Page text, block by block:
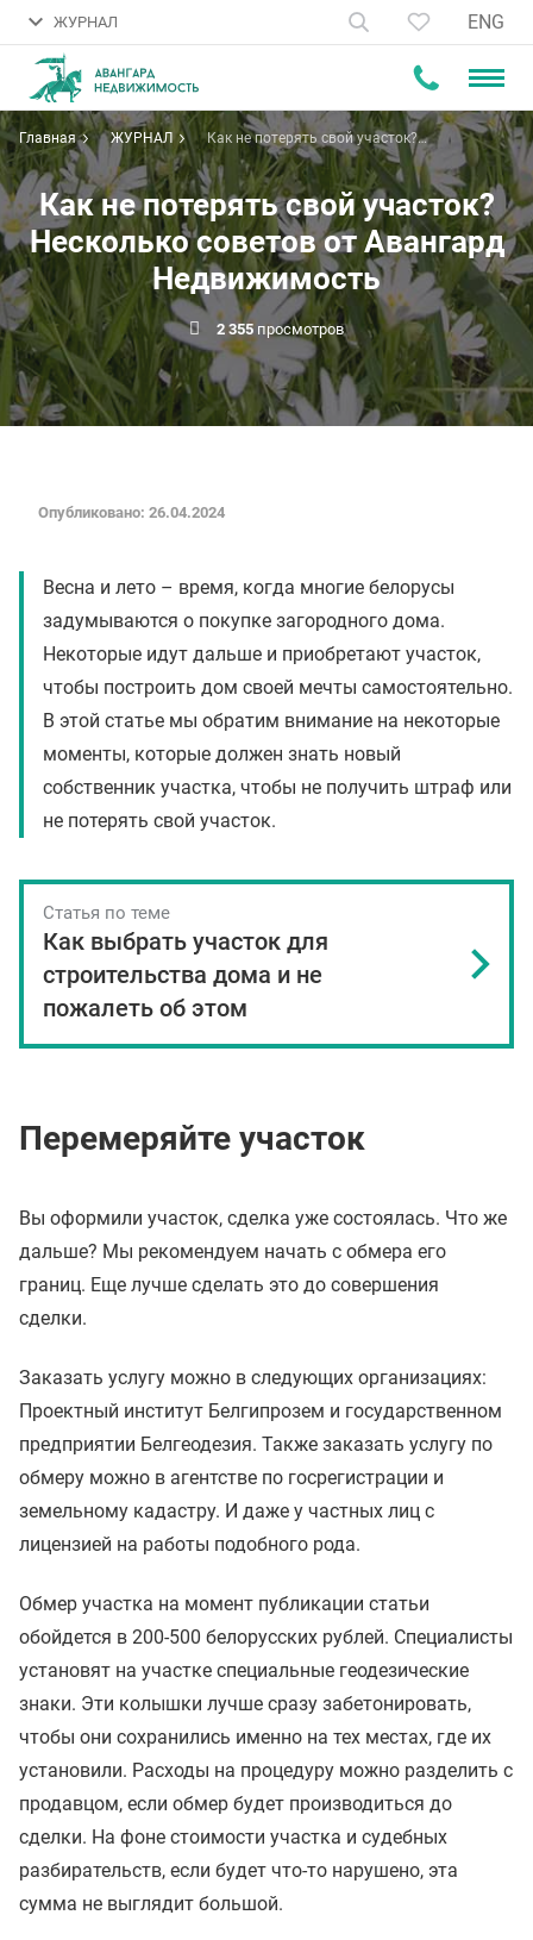
ЖУРНАЛ ENG
Главная ЖУРНАЛ
Как не потерять свой участок?
Несколько советов от Авангард
Недвижимость
Как не потерять свой участок?
Несколько советов от Авангард
Недвижимость
2 355 просмотров
Опубликовано: 26.04.2024
Весна и лето – время, когда многие белорусы
задумываются о покупке загородного дома.
Некоторые идут дальше и приобретают участок,
чтобы построить дом своей мечты самостоятельно.
В этой статье мы обратим внимание на некоторые
моменты, которые должен знать новый
собственник участка, чтобы не получить штраф или
не потерять свой участок.
Статья по теме
Как выбрать участок для
строительства дома и не
пожалеть об этом
Перемеряйте участок
Вы оформили участок, сделка уже состоялась. Что же
дальше? Мы рекомендуем начать с обмера его
границ. Еще лучше сделать это до совершения
сделки.
Заказать услугу можно в следующих организациях:
Проектный институт Белгипрозем и государственном
предприятии Белгеодезия. Также заказать услугу по
обмеру можно в агентстве по госрегистрации и
земельному кадастру. И даже у частных лиц с
лицензией на работы подобного рода.
Обмер участка на момент публикации статьи
обойдется в 200-500 белорусских рублей. Специалисты
установят на участке специальные геодезические
знаки. Эти колышки лучше сразу забетонировать,
чтобы они сохранились именно на тех местах, где их
установили. Расходы на процедуру можно разделить с
продавцом, если обмер будет производиться до
сделки. На фоне стоимости участка и судебных
разбирательств, если будет что-то нарушено, эта
сумма не выглядит большой.